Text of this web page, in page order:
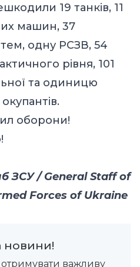
19 танків, 11
машин, 37
одну РСЗВ, 54
рівня, 101
та одиницю
оборони!
ЗСУ / General Staff of
Forces of Ukraine
новини!
важливу